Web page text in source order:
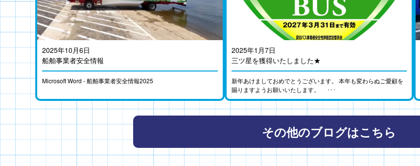
2025年10月6日
船舶事業者安全情報
Microsoft Word - 船舶事業者安全情報2025
2025年1月7日
三ツ星を獲得いたしました★
新年あけましておめでとうございます。 本年も変わらぬご愛顧を
賜りますようお願いいたします。 ･･･
その他のブログはこちら